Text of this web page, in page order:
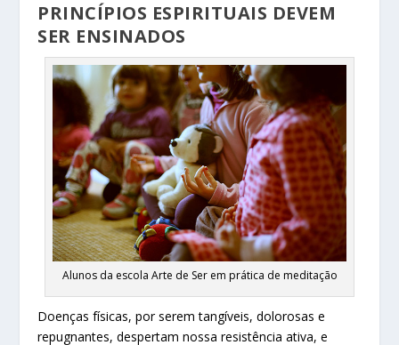
PRINCÍPIOS ESPIRITUAIS DEVEM
SER ENSINADOS
Alunos da escola Arte de Ser em prática de meditação
Doenças físicas, por serem tangíveis, dolorosas e
repugnantes, despertam nossa resistência ativa, e